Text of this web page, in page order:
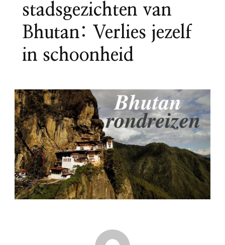
stadsgezichten van
Bhutan: Verlies jezelf
in schoonheid